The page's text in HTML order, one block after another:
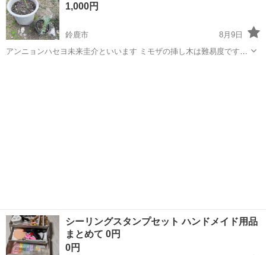
来てくれ...
1,000円
鈴鹿市
8月9日
アンニョンハセヨ未来圭介といいます ミモザの挿し木は難易度ですが
シーリングスタンプセット ハンドメイド用品
まとめて 0円
0円